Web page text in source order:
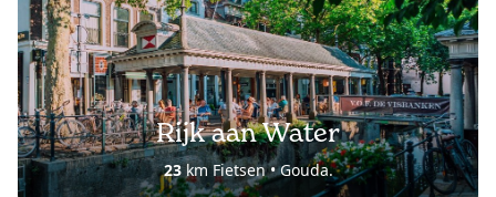
Rijk aan Water
23km Fietsen • Gouda.